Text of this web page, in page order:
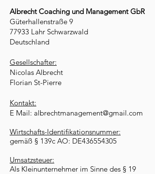
Albrecht Coaching und Management GbR
Güterhallenstraße 9
77933 Lahr Schwarzwald
Deutschland
Gesellschafter:
Nicolas Albrecht
Florian St-Pierre
Kontakt:
E Mail: albrechtmanagement@gmail.com
Wirtschafts-Identifikationsnummer:
gemäß § 139c AO: DE436554305
Umsatzsteuer:
Als Kleinunternehmer im Sinne des § 19